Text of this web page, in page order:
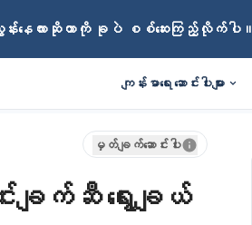
ေလားဆိုတာကို ခုပဲ စစ်ဆေးကြည့်လိုက်ပါ။
ကျန်းမာရေး ဆောင်းပါးများ
မှတ်ချက်ဆောင်းပါး
ချက်ဆီ ရွေးချယ်